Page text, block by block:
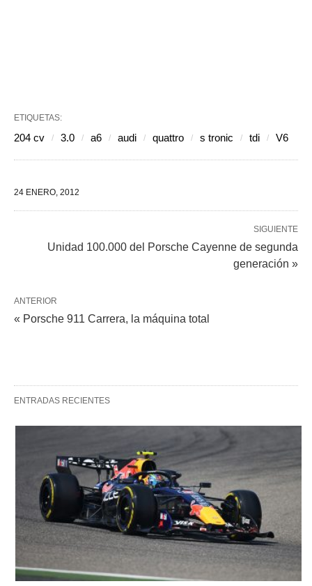
ETIQUETAS:
204 cv 3.0 a6 audi quattro s tronic tdi V6
24 ENERO, 2012
SIGUIENTE
Unidad 100.000 del Porsche Cayenne de segunda
generación »
ANTERIOR
« Porsche 911 Carrera, la máquina total
ENTRADAS RECIENTES